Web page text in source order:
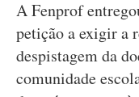
A Fenprof
petição a exigir a
despistagem da
comunidade